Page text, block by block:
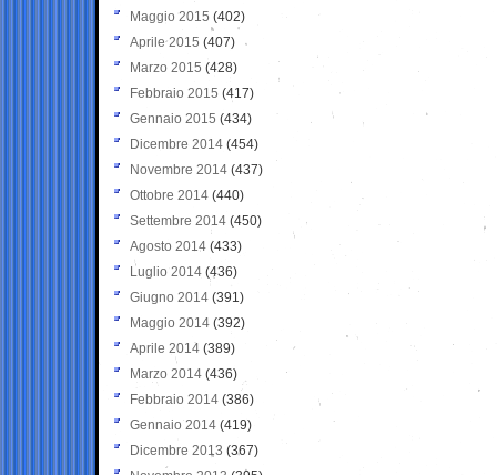
Maggio 2015 (402)
Aprile 2015 (407)
Marzo 2015 (428)
Febbraio 2015 (417)
Gennaio 2015 (434)
Dicembre 2014 (454)
Novembre 2014 (437)
Ottobre 2014 (440)
Settembre 2014 (450)
Agosto 2014 (433)
Luglio 2014 (436)
Giugno 2014 (391)
Maggio 2014 (392)
Aprile 2014 (389)
Marzo 2014 (436)
Febbraio 2014 (386)
Gennaio 2014 (419)
Dicembre 2013 (367)